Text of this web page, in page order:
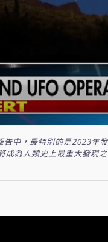
中，最特別的是2023年
成為人類史上最重大發現